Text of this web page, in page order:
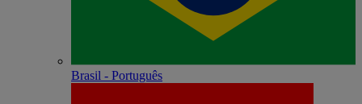
Brasil - Português